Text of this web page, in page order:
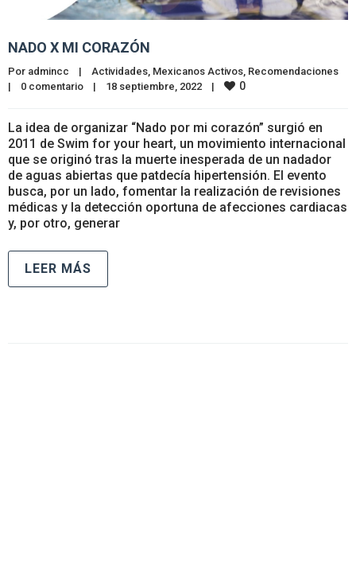
NADO X MI CORAZÓN
Por admincc | Actividades Mexicanos Activos Recomendaciones
|
0 comentario | 18 septiembre, 2022 | 0
La idea de organizar “Nado por mi corazón” surgió en
2011 de Swim for your heart, un movimiento internacional
que se originó tras la muerte inesperada de un nadador
de aguas abiertas que patdecía hipertensión. El evento
busca, por un lado, fomentar la realización de revisiones
médicas y la detección oportuna de afecciones cardiacas
y, por otro, generar
LEER MÁS